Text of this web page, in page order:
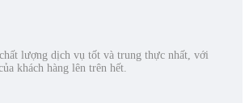
lượng dịch vụ tốt và trung thực nhất, với
khách hàng lên trên hết.